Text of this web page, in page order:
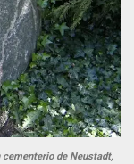
de Neustadt,